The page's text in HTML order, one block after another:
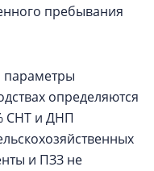
пребывания
параметры
определяются
СНТ и ДНП
и ПЗЗ не